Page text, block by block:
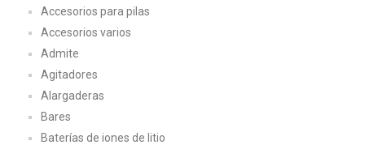
Accesorios para pilas
Accesorios varios
Admite
Agitadores
Alargaderas
Bares
Baterías de iones de litio